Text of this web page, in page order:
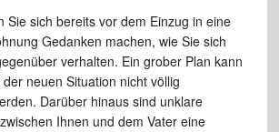
Sie sich bereits vor dem Einzug in eine
Gedanken machen, wie Sie sich
verhalten. Ein grober Plan kann
neuen Situation nicht völlig
Darüber hinaus sind unklare
Ihnen und dem Vater eine